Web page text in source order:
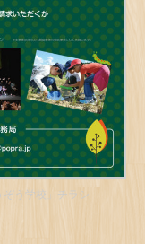
う学校」チラシ